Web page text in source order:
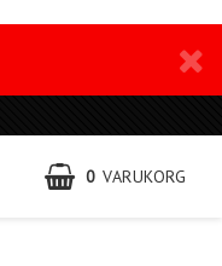
0 VARUKORG